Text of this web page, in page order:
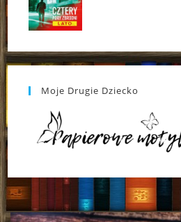
Moje Drugie Dziecko